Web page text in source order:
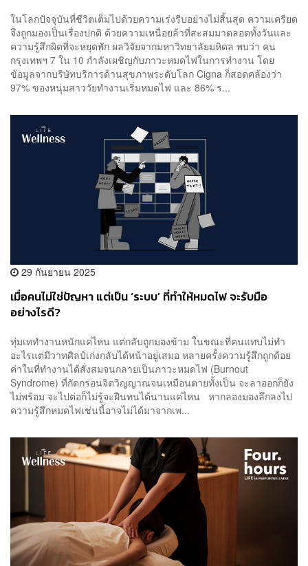
ในโลกปัจจุบันที่ชีวิตเต็มไปด้วยความเร่งรีบอย่างไม่สิ้นสุด ความเครียด
จึงถูกมองเป็นเรื่องปกติ ด้วยความเหนื่อยล้าที่สะสมมาตลอดทั้งวันและ
ความรู้สึกผิดที่จะหยุดพัก ผลวิจัยจากมหาวิทยาลัยมหิดล พบว่า คน
กรุงเทพฯ 7 ใน 10 กำลังเผชิญกับภาวะหมดไฟในการทำงาน โดย
ข้อมูลจากบริษัทบริการด้านสุขภาพระดับโลก Cigna ก็สอดคล้องว่า
97% ของหนุ่มสาววัยทำงานเริ่มหมดไฟ และ 86% ร...
29 กันยายน 2025
เมื่อคนไม่ใช่ปัญหา แต่เป็น ‘ระบบ’ ที่ทำให้หมดไฟ จะรับมือ
อย่างไรดี?
ทุ่มเททำงานหนักแค่ไหน แต่กลับถูกมองข้าม ในขณะที่คนแทบไม่ทำ
อะไรแต่มีวาทศิลป์เก่งกลับได้หน้าอยู่เสมอ หลายครั้งความรู้สึกถูกด้อย
ค่าในที่ทำงานได้สั่งสมจนกลายเป็นภาวะหมดไฟ (Burnout
Syndrome) ที่กัดกร่อนจิตวิญญาณจนเหมือนตายทั้งเป็น จะลาออกก็ยัง
ไม่พร้อม จะไปต่อก็ไม่รู้จะฝืนทนได้นานแค่ไหน หากลองมองลึกลงไป
ความรู้สึกหมดไฟเช่นนี้อาจไม่ได้มาจากเพ...